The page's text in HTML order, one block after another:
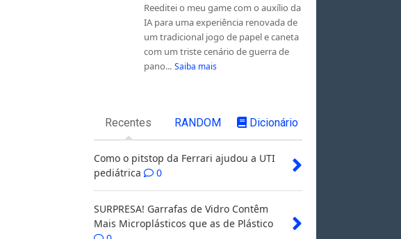
Reeditei o meu game com o auxílio da
IA para uma experiência renovada de
um tradicional jogo de papel e caneta
com um triste cenário de guerra de
pano... Saiba mais
Recentes RANDOM Dicionário
Como o pitstop da Ferrari ajudou a UTI
pediátrica
0
SURPRESA! Garrafas de Vidro Contêm
Mais Microplásticos que as de Plástico